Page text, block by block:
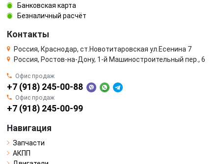
Банковская карта
Безналичный расчёт
Контакты
Россия, Краснодар, ст.Новотитаровская ул.Есенина 7
Россия, Ростов-на-Дону, 1-й Машиностроительный пер., 6
Офис продаж
+7 (918) 245-00-88
Офис продаж
+7 (918) 245-00-99
Навигация
Запчасти
АКПП